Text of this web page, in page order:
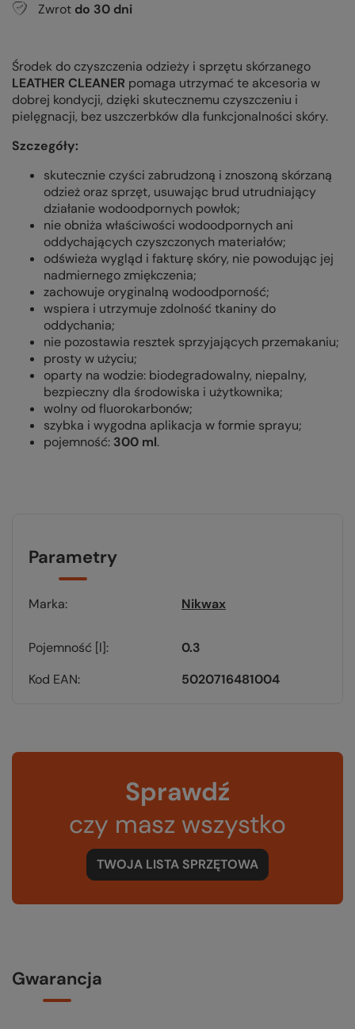
Zwrot do 30 dni
Środek do czyszczenia odzieży i sprzętu skórzanego
LEATHER CLEANER pomaga utrzymać te akcesoria w
dobrej kondycji, dzięki skutecznemu czyszczeniu i
pielęgnacji, bez uszczerbków dla funkcjonalności skóry.
Szczegóły:
skutecznie czyści zabrudzoną i znoszoną skórzaną
odzież oraz sprzęt, usuwając brud utrudniający
działanie wodoodpornych powłok;
nie obniża właściwości wodoodpornych ani
oddychających czyszczonych materiałów;
odświeża wygląd i fakturę skóry, nie powodując jej
nadmiernego zmiękczenia;
zachowuje oryginalną wodoodporność;
wspiera i utrzymuje zdolność tkaniny do
oddychania;
nie pozostawia resztek sprzyjających przemakaniu;
prosty w użyciu;
oparty na wodzie: biodegradowalny, niepalny,
bezpieczny dla środowiska i użytkownika;
wolny od fluorokarbonów;
szybka i wygodna aplikacja w formie sprayu;
pojemność: 300 ml.
Parametry
Marka Nikwax
Pojemność [l]
0.3
Kod EAN
5020716481004
Sprawdź
czy masz wszystko
TWOJA LISTA SPRZĘTOWA
Gwarancja